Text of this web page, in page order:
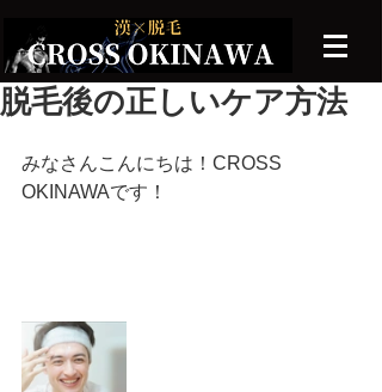
脱毛後の正しいケア方法
みなさんこんにちは！CROSS
OKINAWAです！